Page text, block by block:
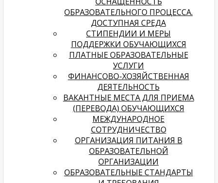
ОБРАЗОВАТЕЛЬНОГО ПРОЦЕССА.
ДОСТУПНАЯ СРЕДА
СТИПЕНДИИ И МЕРЫ
ПОДДЕРЖКИ ОБУЧАЮЩИХСЯ
ПЛАТНЫЕ ОБРАЗОВАТЕЛЬНЫЕ
УСЛУГИ
­­ФИНАНСОВО-ХОЗЯЙСТВЕННАЯ
ДЕЯТЕЛЬНОСТЬ
ВАКАНТНЫЕ МЕСТА ДЛЯ ПРИЕМА
(ПЕРЕВОДА) ОБУЧАЮЩИХСЯ
МЕЖДУНАРОДНОЕ
СОТРУДНИЧЕСТВО
ОРГАНИЗАЦИЯ ПИТАНИЯ В
ОБРАЗОВАТЕЛЬНОЙ
ОРГАНИЗАЦИИ
ОБРАЗОВАТЕЛЬНЫЕ СТАНДАРТЫ